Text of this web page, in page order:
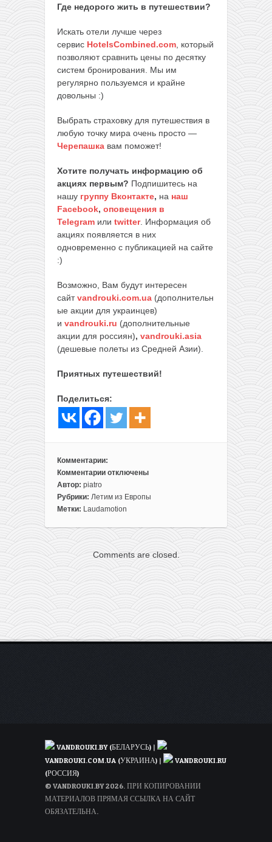
Где недорого жить в путешествии?
Искать отели лучше через
сервис HotelsCombined.com, который
позволяют сравнить цены по десятку
систем бронирования. Мы им
регулярно пользуемся и крайне
довольны :)
Выбрать страховку для путешествия в
любую точку мира очень просто —
Черепашка вам поможет!
Хотите получать информацию об
акциях первым? Подпишитесь на
нашу группу Вконтакте, на наш
Facebook, оповещения в
Telegram или twitter. Информация об
акциях появляется в них
одновременно с публикацией на сайте
:)
Возможно, Вам будут интересен
сайтvandrouki.com.ua (дополнительн
ые акции для украинцев)
и vandrouki.ru (дополнительные
акции для россиян), vandrouki.asia
(дешевые полеты из Средней Азии).
Приятных путешествий!
Поделиться:
Комментарии:
Комментарии
к
записи
Билеты
самолеты
скидкой
50%
отключены
Автор: piatro
Рубрики: Летим из Европы
Метки: Laudamotion
Comments are closed.
VANDROUKI.BY (БЕЛАРУСЬ) |
VANDROUKI.COM.UA (УКРАИНА) |
VANDROUKI.RU
(РОССИЯ)
© VANDROUKI.BY 2026. ПРИ КОПИРОВАНИИ
МАТЕРИАЛОВ ПРЯМАЯ ССЫЛКА НА САЙТ
ОБЯЗАТЕЛЬНА.